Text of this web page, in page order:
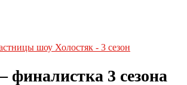
шоу Холостяк - 3 сезон
3 сезона